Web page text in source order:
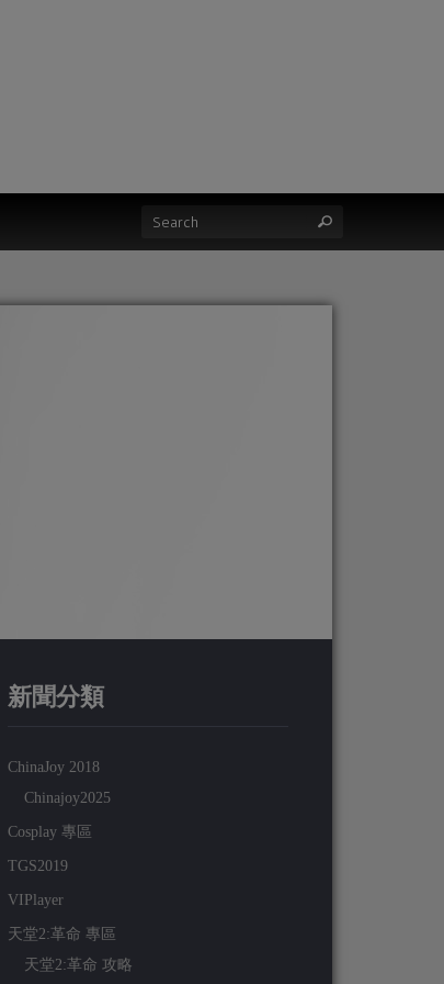
新聞分類
ChinaJoy 2018
Chinajoy2025
Cosplay 專區
TGS2019
VIPlayer
天堂2:革命 專區
天堂2:革命 攻略